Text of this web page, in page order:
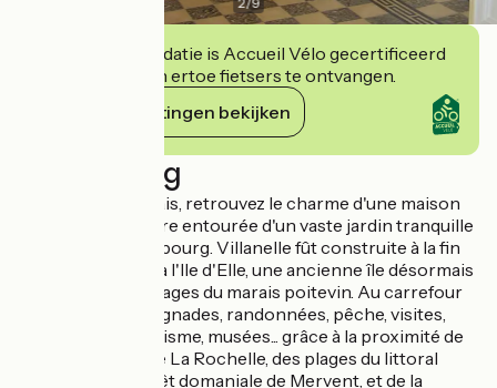
Deze accommodatie is Accueil Vélo gecertificeerd
en verbindt zich ertoe fietsers te ontvangen.
Haar verplichtingen bekijken
Beschrijving
Entre mer et marais, retrouvez le charme d'une maison
plus que centenaire entourée d'un vaste jardin tranquille
dans le centre du bourg. Villanelle fût construite à la fin
du XIXeme siècle à l'Ile d'Elle, une ancienne île désormais
entourée des bocages du marais poitevin. Au carrefour
de vos envies : baignades, randonnées, pêche, visites,
vélo, balades, nautisme, musées... grâce à la proximité de
la Venise Verte, de La Rochelle, des plages du littoral
vendéen, de la forêt domaniale de Mervent, et de la